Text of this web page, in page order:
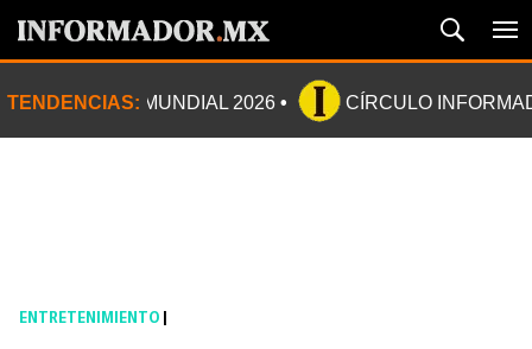
TENDENCIAS: MUNDIAL 2026 CÍRCULO
ENTRETENIMIENTO